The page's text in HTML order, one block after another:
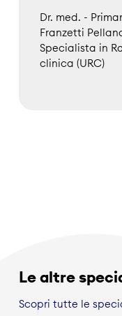
Dr. med. -
Franzetti
Specialista in
clinica (URC)
Le altre
Scopri tutte le